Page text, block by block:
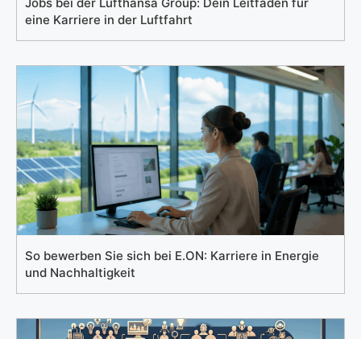
eine Karriere in der Luftfahrt
So bewerben Sie sich bei E.ON: Karriere in Energie
und Nachhaltigkeit